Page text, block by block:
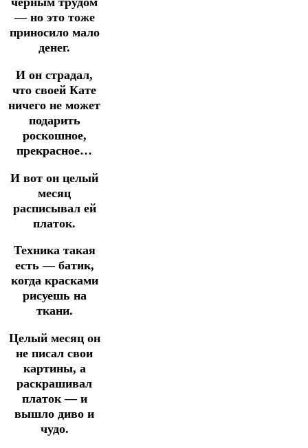
— но это тоже
приносило мало
денег.
И он страдал,
что своей Кате
ничего не может
подарить
роскошное,
прекрасное…
И вот он целый
месяц
расписывал ей
платок.
Техника такая
есть — батик,
когда красками
рисуешь на
ткани.
Целый месяц он
не писал свои
картины, а
раскрашивал
платок — и
вышло диво и
чудо.